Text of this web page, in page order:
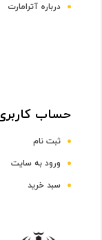
رده صفحه نمایش
اندازه صفحه نمایش
درباره آترامارت
حساب
ثبت نام
ورود به سایت
سبد خرید